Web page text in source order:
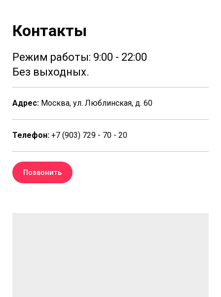
Контакты
Режим работы: 9:00 - 22:00
Без выходных.
Адрес: Москва, ул. Люблинская, д. 60
Телефон: +7 (903) 729 - 70 - 20
Позвонить